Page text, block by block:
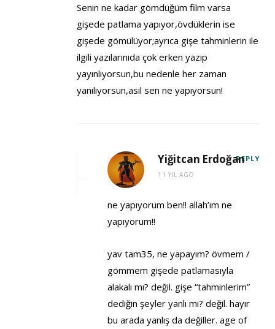
Senin ne kadar gömdüğüm film varsa
gişede patlama yapıyor,övdüklerin ise
gişede gömülüyor;ayrıca gişe tahminlerin ile
ilgili yazılarınıda çok erken yazıp
yayınlıyorsun,bu nedenle her zaman
yanılıyorsun,asıl sen ne yapıyorsun!
Yiğitcan Erdoğan
11 YIL AGO
REPLY
ne yapıyorum ben!! allah’ım ne
yapıyorum!!
yav tam35, ne yapayım? övmem /
gömmem gişede patlamasıyla
alakalı mı? değil. gişe “tahminlerim”
dediğin şeyler yanlı mı? değil. hayır
bu arada yanlış da değiller. age of